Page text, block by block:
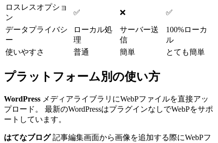
ロスレスオプショ
ン
✅ ❌ ✅
データプライバシ
ー
ローカル処
理
サーバー送
信
100%ローカ
ル
使いやすさ
普通 簡単 とても簡単
プラットフォーム別の使い方
WordPress メディアライブラリにWebPファイルを直接アッ
プロード。 最新のWordPressはプラグインなしでWebPをサポ
ートしています。
はてなブログ記事編集画面から画像を追加する際にWebPフ